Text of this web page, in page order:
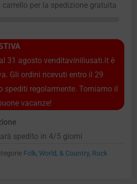
carrello per la spedizione gratuita
31 agosto venditaviniliusati.it è
Gli ordini ricevuti entro il 29
spediti regolarmente. Torniamo il
vacanze!
spedito in 4/5 giorni
Folk, World, & Country, Rock